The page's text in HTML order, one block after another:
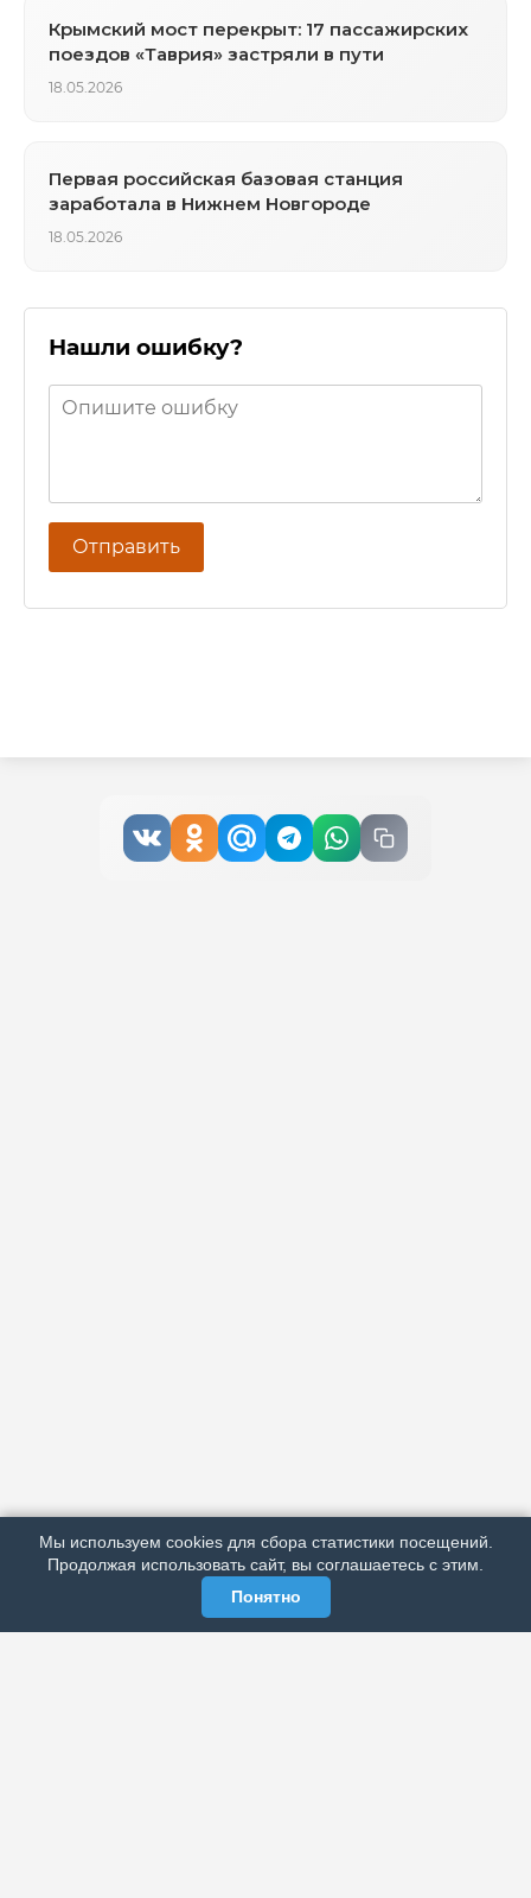
РЕКЛАМА У НАС
МЫ В СОЦСЕТЯХ
Крымский мост перекрыт: 17 пассажирских
поездов «Таврия» застряли в пути
18.05.2026
Первая российская базовая станция
заработала в Нижнем Новгороде
18.05.2026
Нашли ошибку?
Отправить
Мы используем cookies для сбора статистики посещений.
Продолжая использовать сайт, вы соглашаетесь с этим.
Понятно